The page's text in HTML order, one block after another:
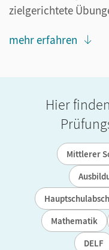
zielgerichtete
mehr erfahren
Hier
Mittlerer
Mathematik
DELF